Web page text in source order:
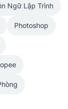
Ngữ Lập Trình
Photoshop